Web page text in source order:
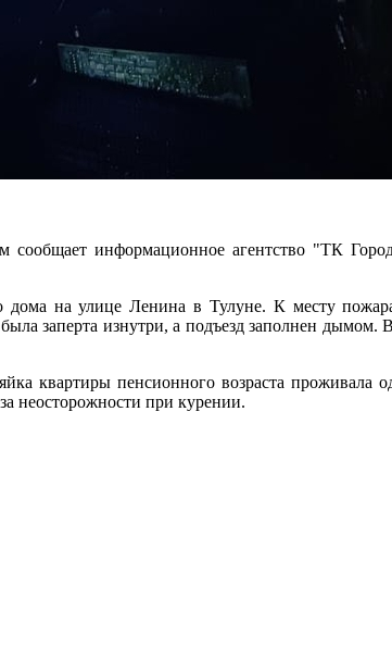
информационное агентство "ТК
дома на улице Ленина в Тулуне. К месту
заперта изнутри, а подъезд заполнен дымом.
квартиры пенсионного возраста проживала
неосторожности при курении.